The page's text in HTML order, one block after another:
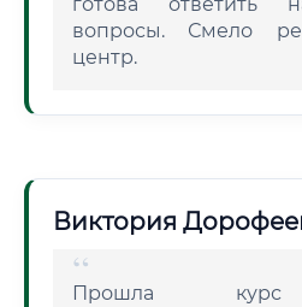
вопросы. Смело
центр.
Виктория
Прошла курс